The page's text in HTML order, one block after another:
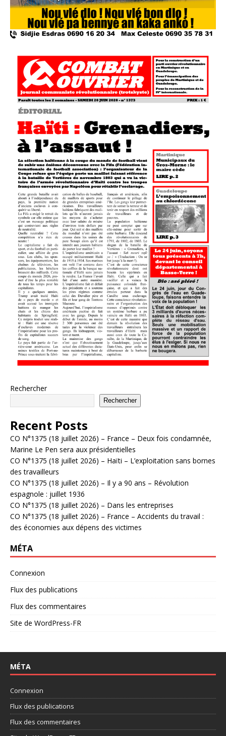
Rechercher
Rechercher
Recent Posts
CO N°1375 (18 juillet 2026) – France – Deux fois condamnée,
Marine Le Pen sera aux présidentielles
CO N°1375 (18 juillet 2026) – Haïti – L’exploitation sans bornes
des travailleurs
CO N°1375 (18 juillet 2026) – Il y a 90 ans – Révolution
espagnole : juillet 1936
CO N°1375 (18 juillet 2026) – Dans les entreprises
CO N°1375 (18 juillet 2026) – France – Accidents du travail :
des économies aux dépens des victimes
MÉTA
Connexion
Flux des publications
Flux des commentaires
Site de WordPress-FR
MÉTA
Connexion
Flux des publications
Flux des commentaires